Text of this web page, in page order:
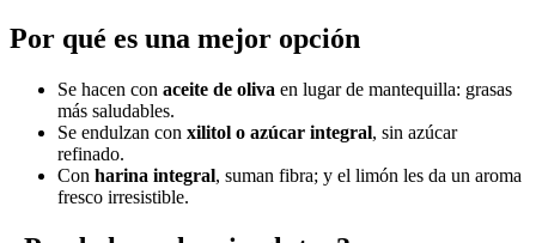
Por qué es una mejor opción
Se hacen con aceite de oliva en lugar de mantequilla: grasas
más saludables.
Se endulzan con xilitol o azúcar integral, sin azúcar
refinado.
Con harina integral, suman fibra; y el limón les da un aroma
fresco irresistible.